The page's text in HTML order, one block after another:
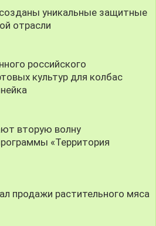
уникальные защитные
отрасли
российского
культур для колбас
вторую волну
«Территория
продажи растительного мяса